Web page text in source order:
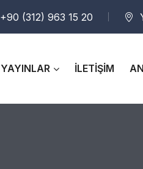
+90 (312) 963 15 20
YAYINLAR İLETİŞİM